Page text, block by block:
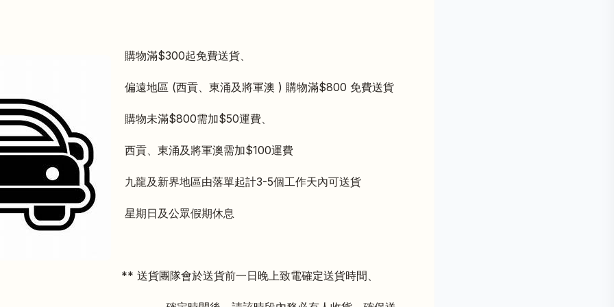
購物滿$300起免費送貨、
偏遠地區 (西貢、東涌及將軍澳 ) 購物滿$800 免費送貨
購物未滿$800需加$50運費、
西貢、東涌及將軍澳需加$100運費
九龍及新界地區由落單起計3-5個工作天內可送貨
星期日及公眾假期休息
** 送貨團隊會於送貨前一日晚上致電確定送貨時間、